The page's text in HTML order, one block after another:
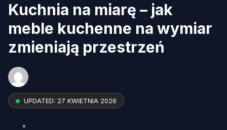
Kuchnia na miarę – jak
meble kuchenne na wymiar
zmieniają przestrzeń
UPDATED: 27 KWIETNIA 2026